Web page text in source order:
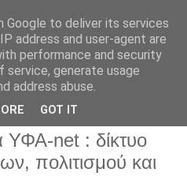
net : δίκτυο
πολιτισμού και
Google to deliver its services
address and user-agent are
performance and security
generate usage
address abuse.
GOT IT